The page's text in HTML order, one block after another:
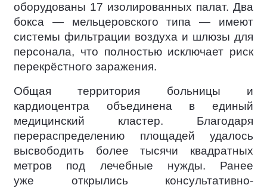
оборудованы 17 изолированных палат. Два
бокса — мельцеровского типа — имеют
системы фильтрации воздуха и шлюзы для
персонала, что полностью исключает риск
перекрёстного заражения.
Общая территория больницы и
кардиоцентра объединена в единый
медицинский кластер. Благодаря
перераспределению площадей удалось
высвободить более тысячи квадратных
метров под лечебные нужды. Ранее
уже открылись консультативно-